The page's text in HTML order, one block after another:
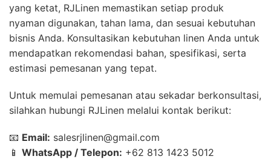
yang ketat, RJLinen memastikan setiap produk
nyaman digunakan, tahan lama, dan sesuai kebutuhan
bisnis Anda. Konsultasikan kebutuhan linen Anda untuk
mendapatkan rekomendasi bahan, spesifikasi, serta
estimasi pemesanan yang tepat.
Untuk memulai pemesanan atau sekadar berkonsultasi,
silahkan hubungi RJLinen melalui kontak berikut:
📧 Email: salesrjlinen@gmail.com
📱 WhatsApp / Telepon: +62 813 1423 5012